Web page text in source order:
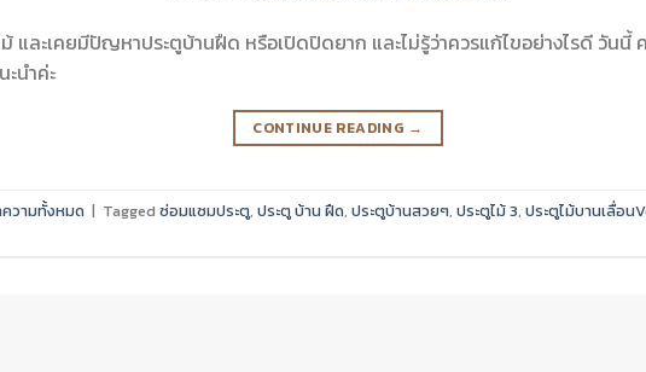
และเคยมีปัญหาประตูบ้านฝืด หรือเปิดปิดยาก และไม่รู้ว่าควรแก้ไขอย่างไรดี วัน
นำค่ะ
CONTINUE READING →
วามทั้งหมด | Tagged ซ่อมแซมประตู, ประตู บ้าน ฝืด, ประตูบ้านสวยๆ, ประตูไม้ 3, ประตูไม้บานเลื่อน